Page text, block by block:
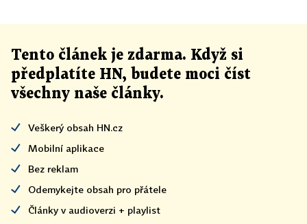
Tento článek je zdarma. Když si
předplatíte HN, budete moci číst
všechny naše články.
Veškerý obsah HN.cz
Mobilní aplikace
Bez reklam
Odemykejte obsah pro přátele
Články v audioverzi + playlist